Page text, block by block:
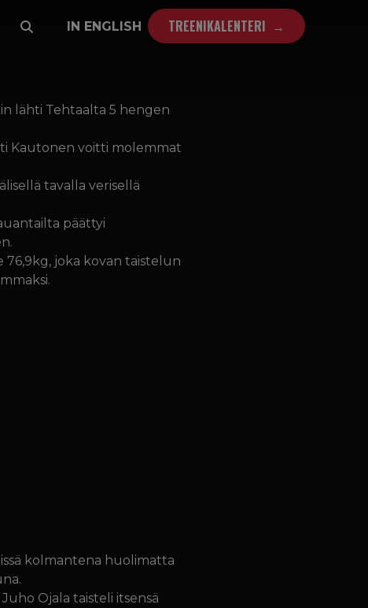
IN ENGLISH TREENIKALENTERI
lähti Tehtaalta 5 hengen
Kautonen voitti molemmat
tavalla verisellä
päättyi
76,9kg, joka kovan taistelun
kolmantena huolimatta
Ojala taisteli itsensä